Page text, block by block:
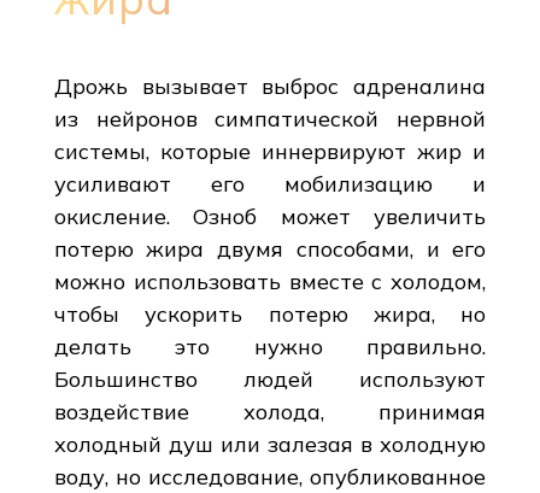
Дрожь вызывает выброс адреналина
из нейронов симпатической нервной
системы, которые иннервируют жир и
усиливают его мобилизацию и
окисление. Озноб может увеличить
потерю жира двумя способами, и его
можно использовать вместе с холодом,
чтобы ускорить потерю жира, но
делать это нужно правильно.
Большинство людей используют
воздействие холода, принимая
холодный душ или залезая в холодную
воду, но исследование, опубликованное